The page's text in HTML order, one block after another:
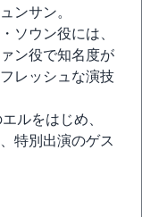
ンサン。
ソウン役には、
ン役で知名度が
レッシュな演技
ルをはじめ、
特別出演のゲス